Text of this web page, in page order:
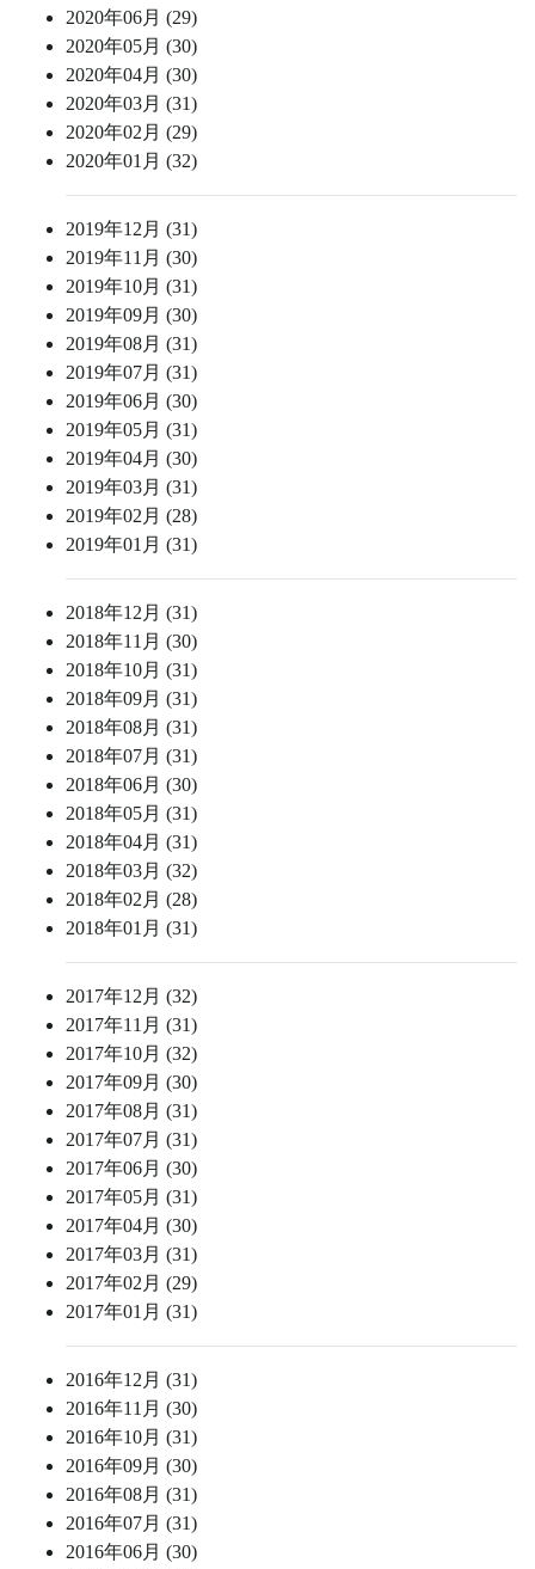
2020年06月 (29)
2020年05月 (30)
2020年04月 (30)
2020年03月 (31)
2020年02月 (29)
2020年01月 (32)
2019年12月 (31)
2019年11月 (30)
2019年10月 (31)
2019年09月 (30)
2019年08月 (31)
2019年07月 (31)
2019年06月 (30)
2019年05月 (31)
2019年04月 (30)
2019年03月 (31)
2019年02月 (28)
2019年01月 (31)
2018年12月 (31)
2018年11月 (30)
2018年10月 (31)
2018年09月 (31)
2018年08月 (31)
2018年07月 (31)
2018年06月 (30)
2018年05月 (31)
2018年04月 (31)
2018年03月 (32)
2018年02月 (28)
2018年01月 (31)
2017年12月 (32)
2017年11月 (31)
2017年10月 (32)
2017年09月 (30)
2017年08月 (31)
2017年07月 (31)
2017年06月 (30)
2017年05月 (31)
2017年04月 (30)
2017年03月 (31)
2017年02月 (29)
2017年01月 (31)
2016年12月 (31)
2016年11月 (30)
2016年10月 (31)
2016年09月 (30)
2016年08月 (31)
2016年07月 (31)
2016年06月 (30)